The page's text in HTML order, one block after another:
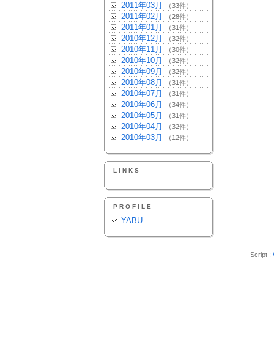
2011年03月 （33件）
2011年02月 （28件）
2011年01月 （31件）
2010年12月 （32件）
2010年11月 （30件）
2010年10月 （32件）
2010年09月 （32件）
2010年08月 （31件）
2010年07月 （31件）
2010年06月 （34件）
2010年05月 （31件）
2010年04月 （32件）
2010年03月 （12件）
LINKS
PROFILE
YABU
Script :